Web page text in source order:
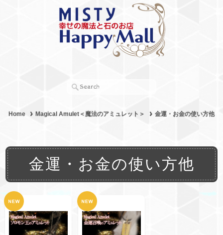
Home Magical Amulet＜魔法のアミュレット＞ 金運・お金の使い方他
金運・お金の使い方他